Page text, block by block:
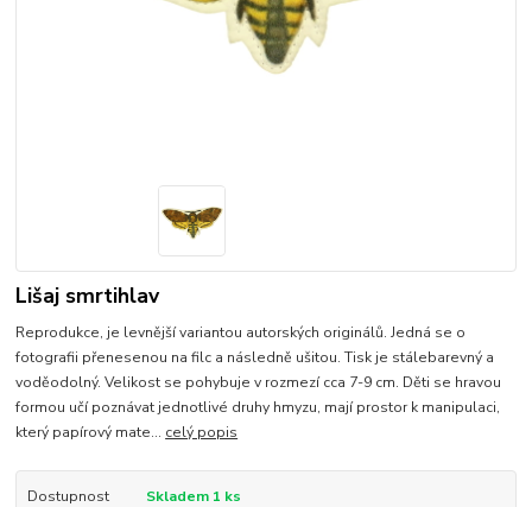
Lišaj smrtihlav
Reprodukce, je levnější variantou autorských originálů. Jedná se o
fotografii přenesenou na filc a následně ušitou. Tisk je stálebarevný a
voděodolný. Velikost se pohybuje v rozmezí cca 7-9 cm. Děti se hravou
formou učí poznávat jednotlivé druhy hmyzu, mají prostor k manipulaci,
který papírový mate... celý popis
Dostupnost Skladem 1 ks